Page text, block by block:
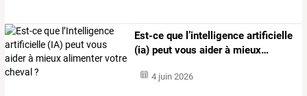
Est-ce que l’intelligence artificielle
(ia) peut vous aiderà mieux…
4 juin 2026